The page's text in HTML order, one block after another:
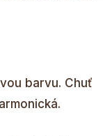
barvu. Chuť